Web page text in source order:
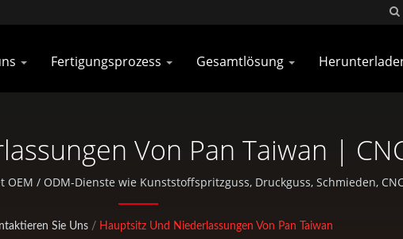
Fertigungsprozess Gesamtlösung
Von Pan Taiwan |
Von Rennradteilen | Pan
/ ODM-Dienste wie Kunststoffspritzguss, Druckguss, Schmieden,
für Fahrräder und Outdoor-Aktivitäten an.
Sie Uns / Hauptsitz Und Niederlassungen Von Pan Taiwan